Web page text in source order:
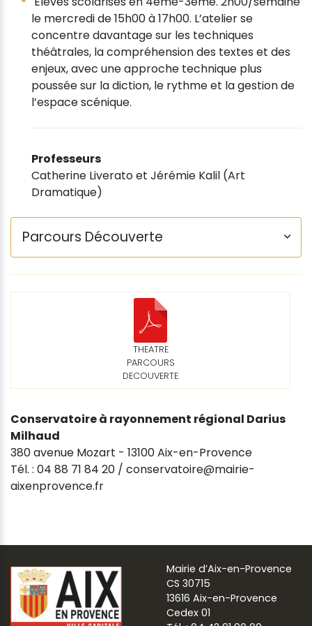
le mercredi de 15h00 à 17h00. L’atelier se
concentre davantage sur les techniques
théâtrales, la compréhension des textes et des
enjeux, avec une approche technique plus
poussée sur la diction, le rythme et la gestion de
l’espace scénique.
Professeurs
Catherine Liverato et Jérémie Kalil (Art
Dramatique)
Parcours Découverte
THEATRE
PARCOURS
DECOUVERTE
Conservatoire à rayonnement régional Darius
Milhaud
380 avenue Mozart - 13100 Aix-en-Provence
Tél. : 04 88 71 84 20 / conservatoire@mairie-
aixenprovence.fr
Mairie d’Aix-en-Provence
CS 30715
13616 Aix-en-Provence
Cedex 01